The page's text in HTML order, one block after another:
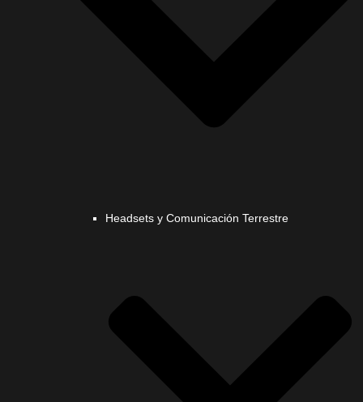
Headsets y Comunicación Terrestre